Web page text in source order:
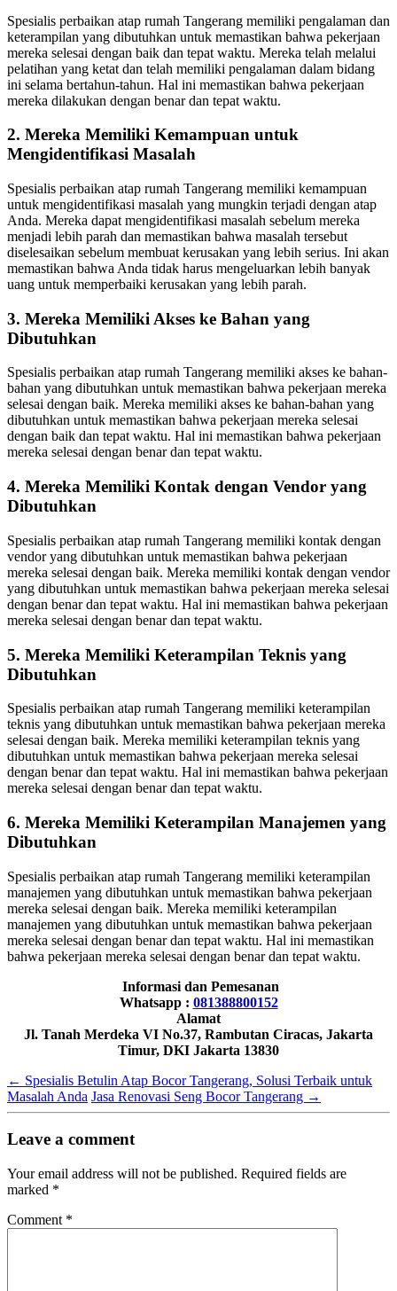
Spesialis perbaikan atap rumah Tangerang memiliki pengalaman dan
keterampilan yang dibutuhkan untuk memastikan bahwa pekerjaan
mereka selesai dengan baik dan tepat waktu. Mereka telah melalui
pelatihan yang ketat dan telah memiliki pengalaman dalam bidang
ini selama bertahun-tahun. Hal ini memastikan bahwa pekerjaan
mereka dilakukan dengan benar dan tepat waktu.
2. Mereka Memiliki Kemampuan untuk
Mengidentifikasi Masalah
Spesialis perbaikan atap rumah Tangerang memiliki kemampuan
untuk mengidentifikasi masalah yang mungkin terjadi dengan atap
Anda. Mereka dapat mengidentifikasi masalah sebelum mereka
menjadi lebih parah dan memastikan bahwa masalah tersebut
diselesaikan sebelum membuat kerusakan yang lebih serius. Ini akan
memastikan bahwa Anda tidak harus mengeluarkan lebih banyak
uang untuk memperbaiki kerusakan yang lebih parah.
3. Mereka Memiliki Akses ke Bahan yang
Dibutuhkan
Spesialis perbaikan atap rumah Tangerang memiliki akses ke bahan-
bahan yang dibutuhkan untuk memastikan bahwa pekerjaan mereka
selesai dengan baik. Mereka memiliki akses ke bahan-bahan yang
dibutuhkan untuk memastikan bahwa pekerjaan mereka selesai
dengan baik dan tepat waktu. Hal ini memastikan bahwa pekerjaan
mereka selesai dengan benar dan tepat waktu.
4. Mereka Memiliki Kontak dengan Vendor yang
Dibutuhkan
Spesialis perbaikan atap rumah Tangerang memiliki kontak dengan
vendor yang dibutuhkan untuk memastikan bahwa pekerjaan
mereka selesai dengan baik. Mereka memiliki kontak dengan vendor
yang dibutuhkan untuk memastikan bahwa pekerjaan mereka selesai
dengan benar dan tepat waktu. Hal ini memastikan bahwa pekerjaan
mereka selesai dengan benar dan tepat waktu.
5. Mereka Memiliki Keterampilan Teknis yang
Dibutuhkan
Spesialis perbaikan atap rumah Tangerang memiliki keterampilan
teknis yang dibutuhkan untuk memastikan bahwa pekerjaan mereka
selesai dengan baik. Mereka memiliki keterampilan teknis yang
dibutuhkan untuk memastikan bahwa pekerjaan mereka selesai
dengan benar dan tepat waktu. Hal ini memastikan bahwa pekerjaan
mereka selesai dengan benar dan tepat waktu.
6. Mereka Memiliki Keterampilan Manajemen yang
Dibutuhkan
Spesialis perbaikan atap rumah Tangerang memiliki keterampilan
manajemen yang dibutuhkan untuk memastikan bahwa pekerjaan
mereka selesai dengan baik. Mereka memiliki keterampilan
manajemen yang dibutuhkan untuk memastikan bahwa pekerjaan
mereka selesai dengan benar dan tepat waktu. Hal ini memastikan
bahwa pekerjaan mereka selesai dengan benar dan tepat waktu.
Informasi dan Pemesanan
Whatsapp : 081388800152
Alamat
Jl. Tanah Merdeka VI No.37, Rambutan Ciracas, Jakarta
Timur, DKI Jakarta 13830
← Spesialis Betulin Atap Bocor Tangerang, Solusi Terbaik untuk
Masalah Anda Jasa Renovasi Seng Bocor Tangerang →
Leave a comment
Your email address will not be published. Required fields are
marked *
Comment *